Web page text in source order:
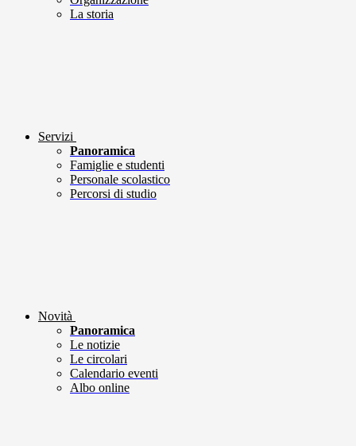
La storia
Servizi
Panoramica
Famiglie e studenti
Personale scolastico
Percorsi di studio
Novità
Panoramica
Le notizie
Le circolari
Calendario eventi
Albo online